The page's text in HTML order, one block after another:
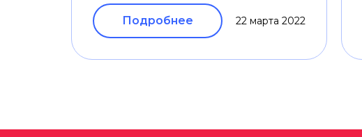
Подробнее 22 марта 2022